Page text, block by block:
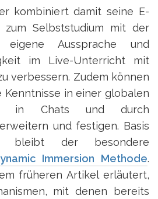
kombiniert damit seine E-
zum Selbststudium mit der
eigene Aussprache und
im Live-Unterricht mit
verbessern. Zudem können
Kenntnisse in einer globalen
in Chats und durch
und festigen. Basis
bleibt der besondere
Immersion Methode.
früheren Artikel erläutert,
mit denen bereits